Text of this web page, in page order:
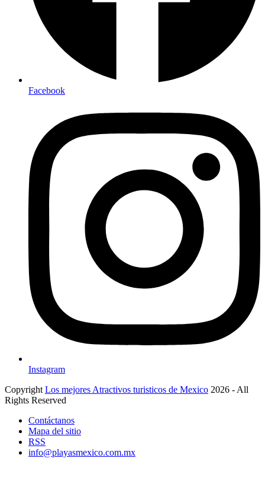
Facebook
Instagram
Copyright Los mejores Atractivos turisticos de Mexico 2026 - All
Rights Reserved
Contáctanos
Mapa del sitio
RSS
info@playasmexico.com.mx